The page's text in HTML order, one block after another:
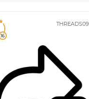
THREADS09
16